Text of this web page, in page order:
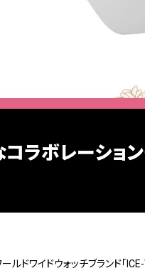
コラボレーショ
ドワイドウォッチブランド「